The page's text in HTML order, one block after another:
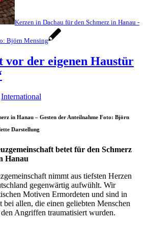
Kerzen in Dachau für den Schmerz in Hanau -
Björn Mensing
vor der eigenen Haustür
International
in Hanau – Gesten der Anteilnahme Foto: Björn
Darstellung
betet für den Schmerz
Hanau
nimmt aus tiefsten Herzen
gegenwärtig aufwühlt. Wir
Motiven Ermordeten und sind in
bei allen, die einen geliebten Menschen
Angriffen traumatisiert wurden.